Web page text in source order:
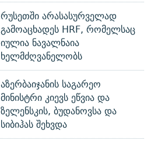
რუსეთში არასასურველად
გამოაცხადეს HRF, რომელსაც
იულია ნავალნაია
ხელმძღვანელობს
აზერბაიჯანის საგარეო
მინისტრი კიევს ეწვია და
ზელენსკის, ბუდანოვსა და
სიბიჰას შეხვდა